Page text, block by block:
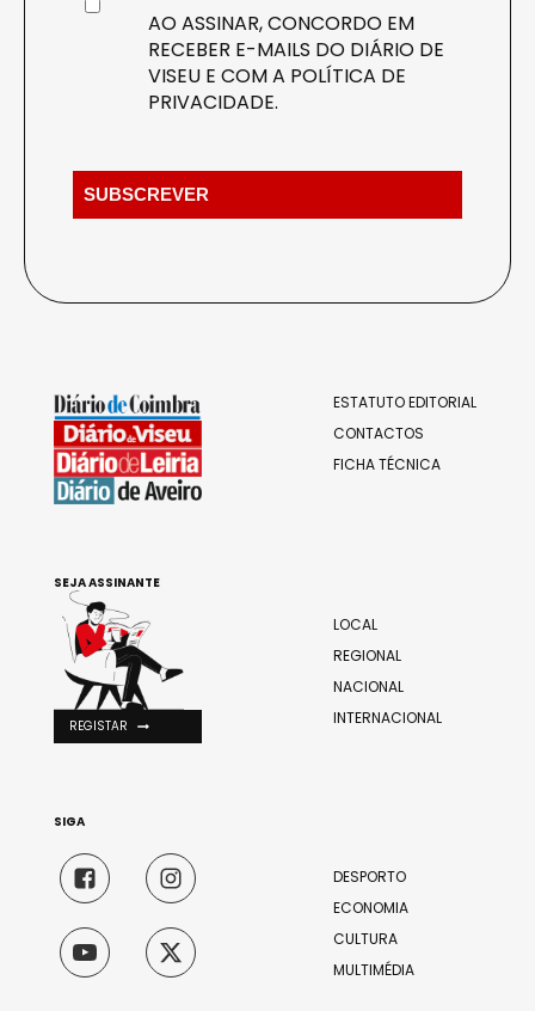
AO ASSINAR, CONCORDO EM
RECEBER E-MAILS DO DIÁRIO DE
VISEU E COM A POLÍTICA DE
PRIVACIDADE.
ESTATUTO EDITORIAL
CONTACTOS
FICHA TÉCNICA
LOCAL
REGIONAL
NACIONAL
INTERNACIONAL
DESPORTO
ECONOMIA
CULTURA
MULTIMÉDIA
SEJA ASSINANTE
REGISTAR
SIGA